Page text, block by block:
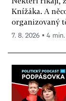
Knížáka. A
organizovaný
7. 8. 2026 ▪ 4